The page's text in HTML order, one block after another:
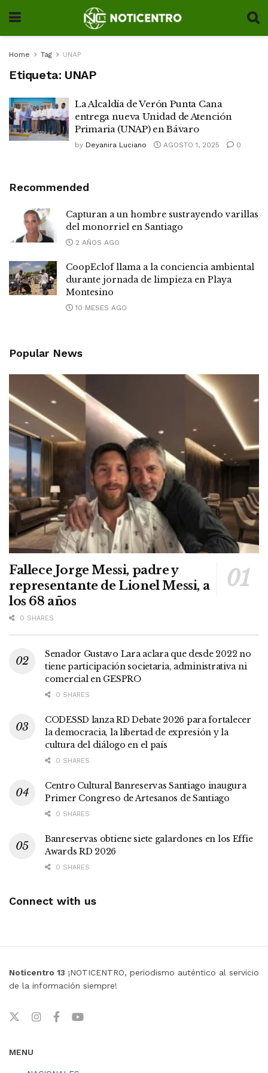
Home Tag UNAP
Etiqueta: UNAP
La Alcaldía de Verón Punta Cana
entrega nueva Unidad de Atención
Primaria (UNAP) en Bávaro
by Deyanira Luciano AGOSTO 1, 2025 0
Recommended
Capturan a un hombre sustrayendo varillas
del monorriel en Santiago
2 AÑOS AGO
CoopEclof llama a la conciencia ambiental
durante jornada de limpieza en Playa
Montesino
10 MESES AGO
Popular News
Fallece Jorge Messi, padre y
representante de Lionel Messi, a
los 68 años
0 SHARES
Senador Gustavo Lara aclara que desde 2022 no
tiene participación societaria, administrativa ni
comercial en GESPRO
0 SHARES
CODESSD lanza RD Debate 2026 para fortalecer
la democracia, la libertad de expresión y la
cultura del diálogo en el país
0 SHARES
Centro Cultural Banreservas Santiago inaugura
Primer Congreso de Artesanos de Santiago
0 SHARES
Banreservas obtiene siete galardones en los Effie
Awards RD 2026
0 SHARES
Connect with us
Noticentro 13 ¡NOTICENTRO, periodismo auténtico al servicio
de la información siempre!
MENU